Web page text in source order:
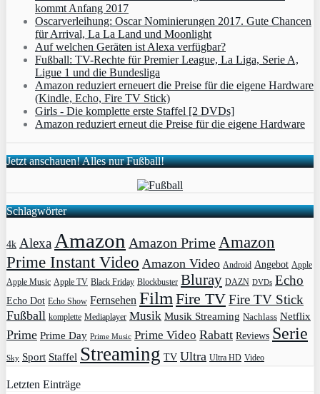
kommt Anfang 2017
Oscarverleihung: Oscar Nominierungen 2017. Gute Chancen
für Arrival, La La Land und Moonlight
Auf welchen Geräten ist Alexa verfügbar?
Fußball: TV-Rechte für Premier League, La Liga, Serie A,
Ligue 1 und die Bundesliga
Amazon reduziert erneuert die Preise für die eigene Hardware
(Kindle, Echo, Fire TV Stick)
Girls - Die komplette erste Staffel [2 DVDs]
Amazon reduziert erneut die Preise für die eigene Hardware
Jetzt anschauen! Alles nur Fußball!
Schlagwörter
4k AlexaAmazon Amazon PrimeAmazon
Prime Instant Video Amazon Video Android Angebot Apple
Apple Music Apple TV Black Friday Blockbuster Bluray DAZN DVDs Echo
Echo Dot Echo Show Fernsehen FilmFire TVFire TV Stick
Fußball komplette Mediaplayer Musik Musik Streaming Nachlass Netflix
Prime Prime Day Prime Music Prime Video Rabatt Reviews Serie
Sky Sport Staffel Streaming TV Ultra Ultra HD Video
Letzten Einträge